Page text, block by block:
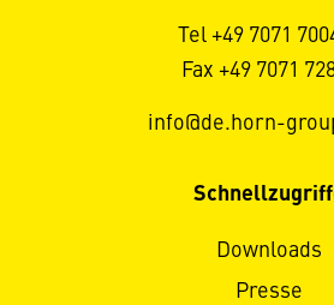
Tel +49 7071
Fax +49 7071
info@de.horn-
Downloads
Presse